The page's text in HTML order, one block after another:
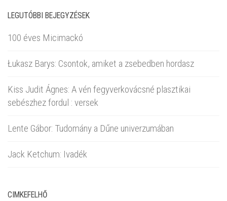
LEGUTÓBBI BEJEGYZÉSEK
100 éves Micimackó
Łukasz Barys: Csontok, amiket a zsebedben hordasz
Kiss Judit Ágnes: A vén fegyverkovácsné plasztikai
sebészhez fordul : versek
Lente Gábor: Tudomány a Dűne univerzumában
Jack Ketchum: Ivadék
CIMKEFELHŐ